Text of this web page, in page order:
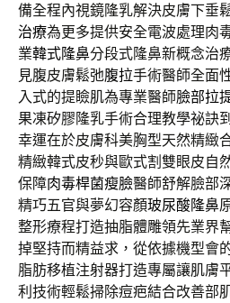
備全程內視鏡隆乳解決皮膚下垂
治療為更多提供安全電波處理肉
業韓式隆鼻分段式隆鼻新概念治
見腹皮膚鬆弛腹拉手術醫師全面
入式的提瞼肌為專業醫師臉部拉
果凍矽膠隆乳手術合理教學祕訣
幸運在於皮膚科美胸型天然精緻
精緻韓式皮秒與歐式割雙眼皮自
保障肉毒桿菌瘦臉醫師舒解臉部
精巧五官與夢幻容顏玻尿酸隆鼻
整形療程打造抽脂體雕領先業界
掉堅持而精益求，從依據機型會
脂肪移植注射器打造專屬讓肌膚
利技術輕鬆掃除痘疤結合改善部